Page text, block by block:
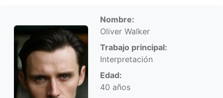
Información personal
Nombre:
Oliver Walker
Trabajo principal:
Interpretación
Edad:
40 años